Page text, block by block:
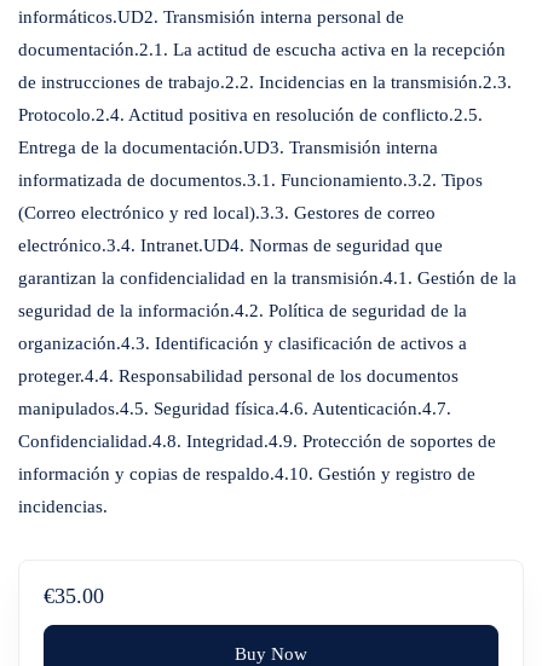
informáticos.UD2. Transmisión interna personal de
documentación.2.1. La actitud de escucha activa en la recepción
de instrucciones de trabajo.2.2. Incidencias en la transmisión.2.3.
Protocolo.2.4. Actitud positiva en resolución de conflicto.2.5.
Entrega de la documentación.UD3. Transmisión interna
informatizada de documentos.3.1. Funcionamiento.3.2. Tipos
(Correo electrónico y red local).3.3. Gestores de correo
electrónico.3.4. Intranet.UD4. Normas de seguridad que
garantizan la confidencialidad en la transmisión.4.1. Gestión de la
seguridad de la información.4.2. Política de seguridad de la
organización.4.3. Identificación y clasificación de activos a
proteger.4.4. Responsabilidad personal de los documentos
manipulados.4.5. Seguridad física.4.6. Autenticación.4.7.
Confidencialidad.4.8. Integridad.4.9. Protección de soportes de
información y copias de respaldo.4.10. Gestión y registro de
incidencias.
€35.00
Buy Now